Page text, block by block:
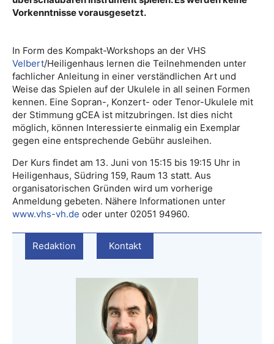
Vorkenntnisse vorausgesetzt.
In Form des Kompakt-Workshops an der VHS
Velbert/Heiligenhaus lernen die Teilnehmenden unter
fachlicher Anleitung in einer verständlichen Art und
Weise das Spielen auf der Ukulele in all seinen Formen
kennen. Eine Sopran-, Konzert- oder Tenor-Ukulele mit
der Stimmung gCEA ist mitzubringen. Ist dies nicht
möglich, können Interessierte einmalig ein Exemplar
gegen eine entsprechende Gebühr ausleihen.
Der Kurs findet am 13. Juni von 15:15 bis 19:15 Uhr in
Heiligenhaus, Südring 159, Raum 13 statt. Aus
organisatorischen Gründen wird um vorherige
Anmeldung gebeten. Nähere Informationen unter
www.vhs-vh.de oder unter 02051 94960.
Redaktion Kontakt